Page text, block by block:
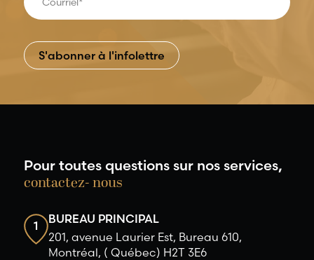
Pour toutes questions sur nos services,
contactez- nous
1
BUREAU PRINCIPAL
201, avenue Laurier Est, Bureau 610,
Montréal, ( Québec) H2T 3E6